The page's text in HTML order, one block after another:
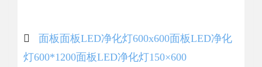
面板面板LED净化灯600x600面板LED净化
灯600*1200面板LED净化灯150×600